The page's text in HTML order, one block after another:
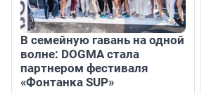
В семейную гавань на одной
волне: DOGMA стала
партнером фестиваля
«Фонтанка SUP»